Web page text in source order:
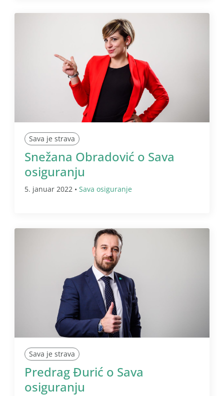
Sava je strava
Snežana Obradović o Sava
osiguranju
5. januar 2022 • Sava osiguranje
Sava je strava
Predrag Đurić o Sava
osiguranju